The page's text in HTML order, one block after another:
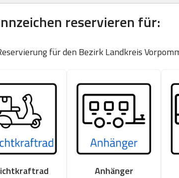
reservieren für:
für den Bezirk Landkreis
Anhänger